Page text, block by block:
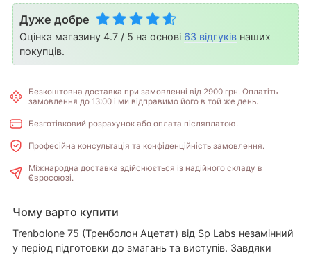
Дуже добре
Оцінка магазину 4.7 / 5 на основі 63 відгуків наших
покупців.
Безкоштовна доставка при замовленні від 2900 грн. Оплатіть
замовлення до 13:00 і ми відправимо його в той же день.
Безготівковий розрахунок або оплата післяплатою.
Професійна консультація та конфіденційність замовлення.
Міжнародна доставка здійснюється із надійного складу в
Євросоюзі.
Чому варто купити
Trenbolone 75 (Тренболон Ацетат) від Sp Labs незамінний
у період підготовки до змагань та виступів. Завдяки